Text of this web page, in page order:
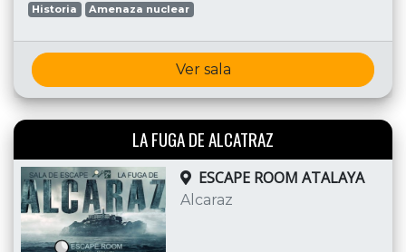
Historia Amenaza nuclear
Ver sala
LA FUGA DE ALCATRAZ
ESCAPE ROOM ATALAYA
Alcaraz